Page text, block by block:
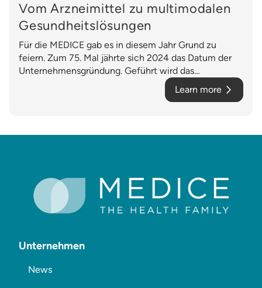
Vom Arzneimittel zu multimodalen
Gesundheitslösungen
Für die MEDICE gab es in diesem Jahr Grund zu
feiern. Zum 75. Mal jährte sich 2024 das Datum der
Unternehmensgründung. Geführt wird das
Familienunternehmen mittlerweile in der dritten
Generation - und die blickt liebevoll auf ihre Wurzeln
Learn more
Unternehmen
News